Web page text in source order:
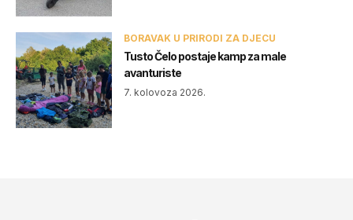
BORAVAK U PRIRODI ZA DJECU
Tusto Čelo postaje kamp za male
avanturiste
7. kolovoza 2026.